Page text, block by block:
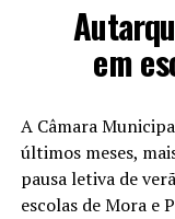
em
A Câmara
últimos meses,
pausa letiva de
escolas de Mora e